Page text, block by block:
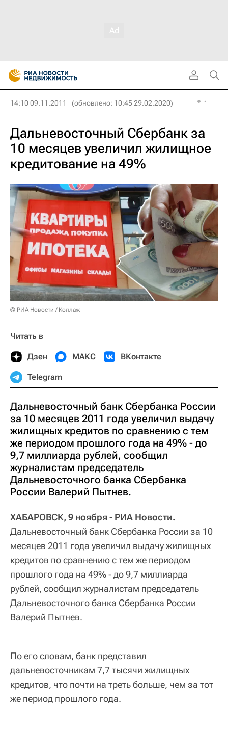
14:10 09.11.2011 (обновлено: 10:45 29.02.2020)
Дальневосточный Сбербанк за
10 месяцев увеличил жилищное
кредитование на 49%
© РИА Новости / Коллаж
Читать в
Дзен МАКС ВКонтакте
Telegram
Дальневосточный банк Сбербанка России
за 10 месяцев 2011 года увеличил выдачу
жилищных кредитов по сравнению с тем
же периодом прошлого года на 49% - до
9,7 миллиарда рублей, сообщил
журналистам председатель
Дальневосточного банка Сбербанка
России Валерий Пытнев.
ХАБАРОВСК, 9 ноября - РИА Новости.
Дальневосточный банк Сбербанка России за 10
месяцев 2011 года увеличил выдачу жилищных
кредитов по сравнению с тем же периодом
прошлого года на 49% - до 9,7 миллиарда
рублей, сообщил журналистам председатель
Дальневосточного банка Сбербанка России
Валерий Пытнев.
По его словам, банк представил
дальневосточникам 7,7 тысячи жилищных
кредитов, что почти на треть больше, чем за тот
же период прошлого года.